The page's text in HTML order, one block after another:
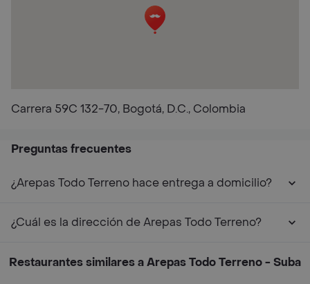
Carrera 59C 132-70, Bogotá, D.C., Colombia
Preguntas frecuentes
¿Arepas Todo Terreno hace entrega a domicilio?
¿Cuál es la dirección de Arepas Todo Terreno?
Restaurantes similares a Arepas Todo Terreno - Suba